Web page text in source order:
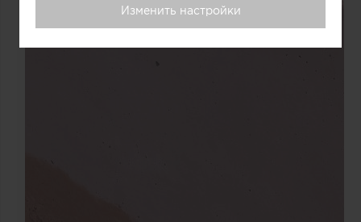
Изменить настройки